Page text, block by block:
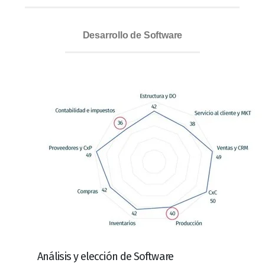
Desarrollo de Software
Análisis y elección de Software